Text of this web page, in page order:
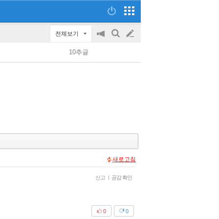
전체보기
공
on/off
검
글
쓰
10추글
새로고침
신고 | 공감 확인
0
0